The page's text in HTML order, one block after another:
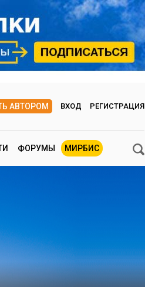
АВТОРОМ ВХОД РЕГИСТРАЦИЯ
ФОРУМЫ МИРБИС